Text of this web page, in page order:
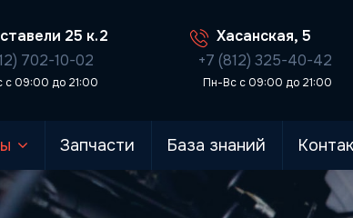
25 к.2
702-10-02
с 09:00 до 21:00
Хасанская, 5
+7 (812) 325-40-42
Пн-Вс с 09:00 до 21:00
Запчасти База знаний